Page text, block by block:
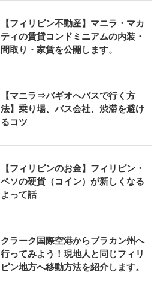
【フィリピン不動産】マニラ・マカ
ティの賃貸コンドミニアムの内装・
間取り・家賃を公開します。
【マニラ⇒バギオへバスで行く方
法】乗り場、バス会社、渋滞を避け
るコツ
【フィリピンのお金】フィリピン・
ペソの硬貨（コイン）が新しくなる
よって話
クラーク国際空港からブラカン州へ
行ってみよう！現地人と同じフィリ
ピン地方へ移動方法を紹介します。